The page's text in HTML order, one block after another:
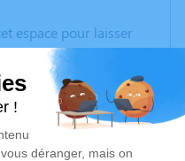
espace pour laisser
photos souvenirs, une
à travers des
est un lieu
mémoire de Michel